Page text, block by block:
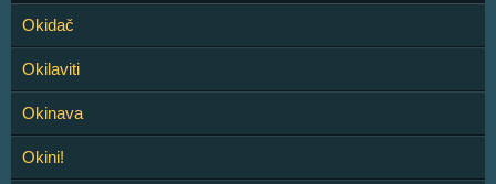
Okidač
Okilaviti
Okinava
Okini!